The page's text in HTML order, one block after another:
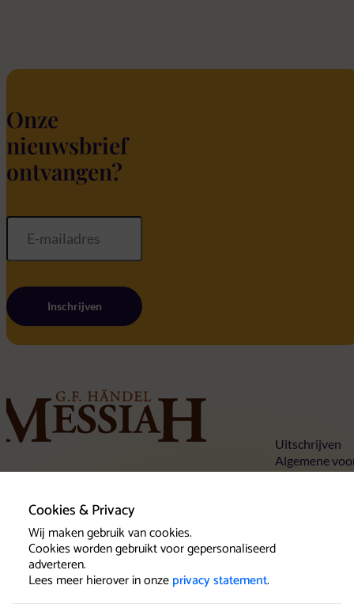
Cookies & Privacy
Wij maken gebruik van cookies.
Cookies worden gebruikt voor gepersonaliseerd
adverteren.
Lees meer hierover in onzeprivacy statement.
Onze
nieuwsbrief
ontvangen?
Inschrijven
Home
Over Händels Messiah
Contact
Klantenservice
Uitschrijven
Algemene
Privacy